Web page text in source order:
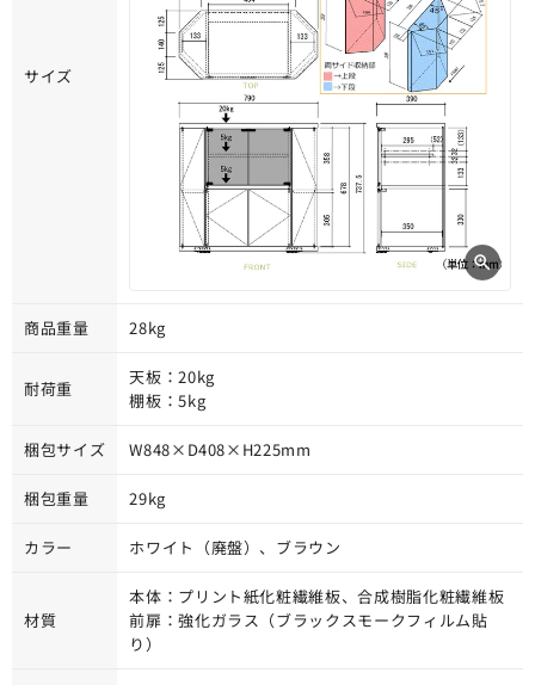
サイズ
商品重量 28kg
耐荷重
天板：20kg
棚板：5kg
梱包サイズ W848×D408×H225mm
梱包重量 29kg
カラー ホワイト（廃盤）、ブラウン
材質
本体：プリント紙化粧繊維板、合成樹脂化粧繊維板
前扉：強化ガラス（ブラックスモークフィルム貼
り）